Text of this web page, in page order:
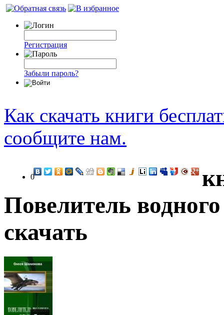
Регистрация
Забыли пароль?
Как скачать книги
сообщите нам.
0
Повелитель
скачать